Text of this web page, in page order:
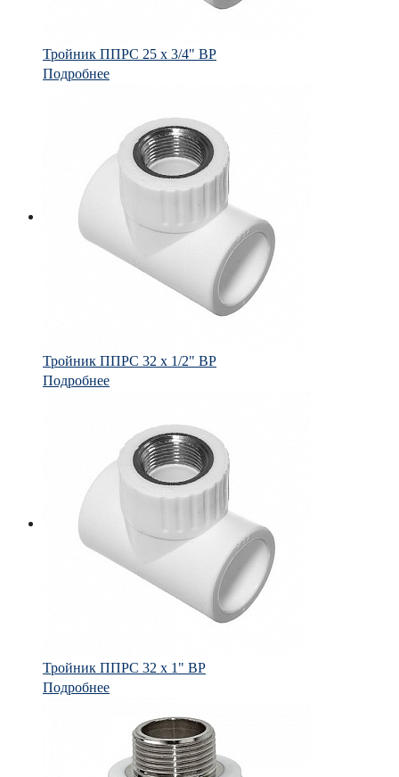
Тройник ППРС 25 х 3/4" ВР
Подробнее
Тройник ППРС 32 х 1/2" ВР
Подробнее
Тройник ППРС 32 х 1" ВР
Подробнее